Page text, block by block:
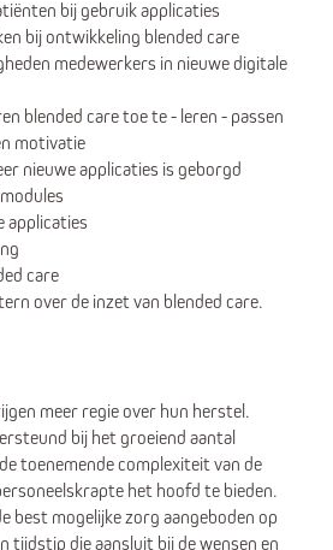
bij gebruik applicaties
bij ontwikkeling blended care
medewerkers in nieuwe digitale
blended care toe te - leren - passen
motivatie
nieuwe applicaties is geborgd
applicaties
care
over de inzet van blended care.
meer regie over hun herstel.
bij het groeiend aantal
toenemende complexiteit van de
het hoofd te bieden.
best mogelijke zorg aangeboden op
tijdstip die aansluit bij de wensen en